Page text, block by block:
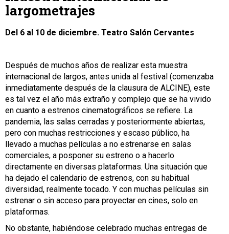
largometrajes
Del 6 al 10 de diciembre. Teatro Salón Cervantes
Después de muchos años de realizar esta muestra
internacional de largos, antes unida al festival (comenzaba
inmediatamente después de la clausura de ALCINE), este
es tal vez el año más extraño y complejo que se ha vivido
en cuanto a estrenos cinematográficos se refiere. La
pandemia, las salas cerradas y posteriormente abiertas,
pero con muchas restricciones y escaso público, ha
llevado a muchas películas a no estrenarse en salas
comerciales, a posponer su estreno o a hacerlo
directamente en diversas plataformas. Una situación que
ha dejado el calendario de estrenos, con su habitual
diversidad, realmente tocado. Y con muchas películas sin
estrenar o sin acceso para proyectar en cines, solo en
plataformas.
No obstante, habiéndose celebrado muchas entregas de